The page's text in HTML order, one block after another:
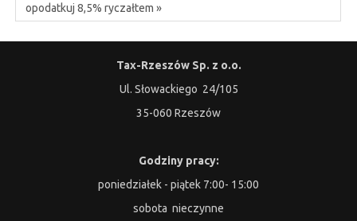
opodatkuj 8,5% ryczałtem »
Tax-Rzeszów Sp. z o.o.
Ul. Słowackiego 24/105
35-060 Rzeszów
Godziny pracy:
poniedziałek - piątek 7:00- 15:00
sobota nieczynne